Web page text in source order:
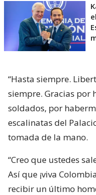
“Hasta siempre.
siempre. Gracias por
soldados, por
escalinatas del
tomada de la mano.
“Creo que ustedes
Así que ¡viva
recibir un último